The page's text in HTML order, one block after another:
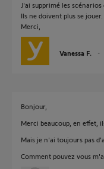
J'ai supprimé les
Ils ne doivent plus se jouer.
Merci,
Vanessa F.
Bonjour,
Merci beaucoup, en effet,
Mais je n'ai toujours pas
Comment pouvez vous